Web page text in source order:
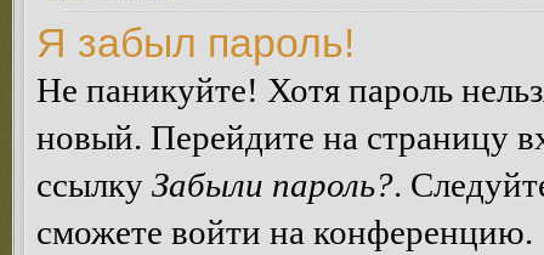
Я забыл пароль!
Не паникуйте! Хотя пароль
новый. Перейдите на страницу
ссылку Забыли пароль?.
сможете войти на конференцию.